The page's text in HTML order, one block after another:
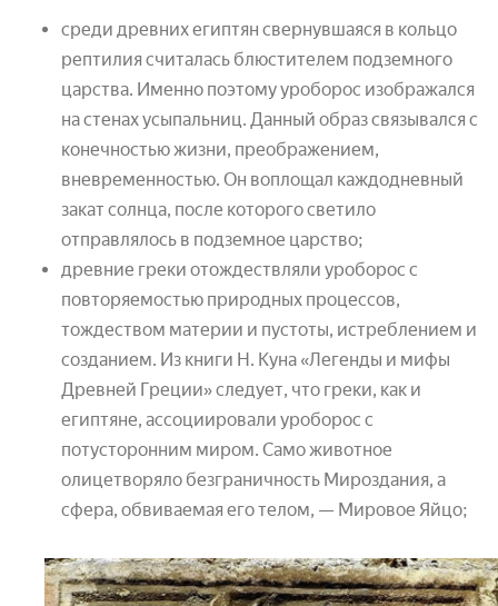
среди древних египтян свернувшаяся в кольцо
рептилия считалась блюстителем подземного
царства. Именно поэтому уроборос изображался
на стенах усыпальниц. Данный образ связывался с
конечностью жизни, преображением,
вневременностью. Он воплощал каждодневный
закат солнца, после которого светило
отправлялось в подземное царство;
древние греки отождествляли уроборос с
повторяемостью природных процессов,
тождеством материи и пустоты, истреблением и
созданием. Из книги Н. Куна «Легенды и мифы
Древней Греции» следует, что греки, как и
египтяне, ассоциировали уроборос с
потусторонним миром. Само животное
олицетворяло безграничность Мироздания, а
сфера, обвиваемая его телом, — Мировое Яйцо;